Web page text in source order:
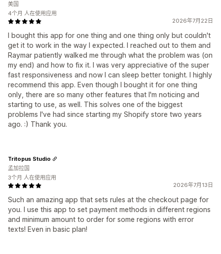
2026年7月22日
I bought this app for one thing and one thing only but couldn't
get it to work in the way I expected. I reached out to them and
Raymar patiently walked me through what the problem was (on
my end) and how to fix it. I was very appreciative of the super
fast responsiveness and now I can sleep better tonight. I highly
recommend this app. Even though I bought it for one thing
only, there are so many other features that I'm noticing and
starting to use, as well. This solves one of the biggest
problems I've had since starting my Shopify store two years
ago. :) Thank you.
美国
4个月 人在使用应用
2026年7月13日
Such an amazing app that sets rules at the checkout page for
you. I use this app to set payment methods in different regions
and minimum amount to order for some regions with error
texts! Even in basic plan!
Tritopus Studio
孟加拉国
3个月 人在使用应用